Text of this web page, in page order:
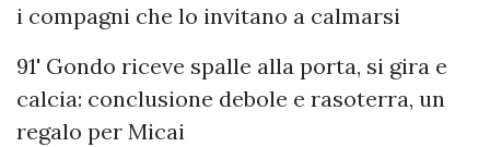
i compagni che lo invitano a calmarsi
91' Gondo riceve spalle alla porta, si gira e
calcia: conclusione debole e rasoterra, un
regalo per Micai